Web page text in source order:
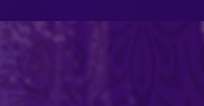
partició